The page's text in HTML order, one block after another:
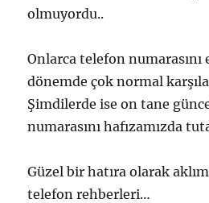
olmuyordu..
Onlarca telefon
dönemde çok normal
Şimdilerde ise on tane
numarasını hafızamızda
Güzel bir hatıra olarak
telefon rehberleri…